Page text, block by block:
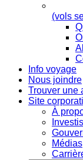
(vols
Info voyage
Nous joindre
Trouver une
Site
À
Médias